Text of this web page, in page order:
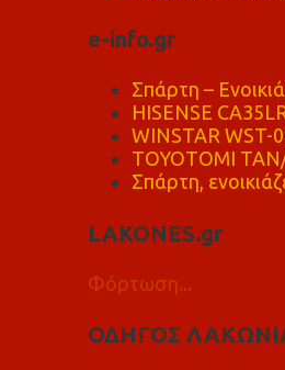
e-info.gr
Σπάρτη –
HISENSE
WINSTAR WST-
TOYOTOMI
Σπάρτη,
LAKONES.gr
Φόρτωση...
ΟΔΗΓΟΣ